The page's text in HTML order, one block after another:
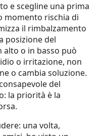
e scegline una prima
momento rischia di
il rimbalzamento
posizione del
o in basso può
o irritazione, non
o cambia soluzione.
del
la priorità è la
una volta,